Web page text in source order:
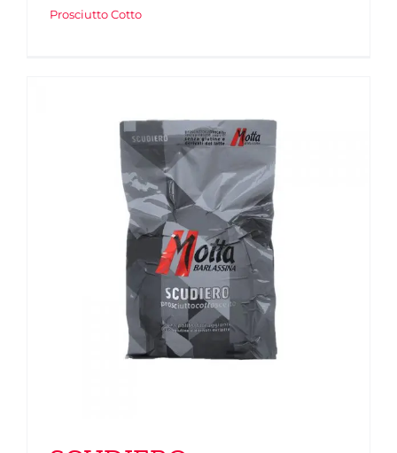
Prosciutto Cotto